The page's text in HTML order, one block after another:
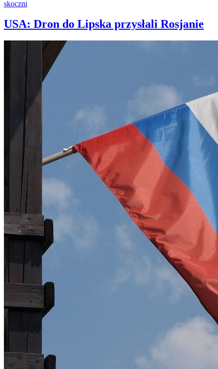
USA: Dron do Lipska przysłali Rosjanie